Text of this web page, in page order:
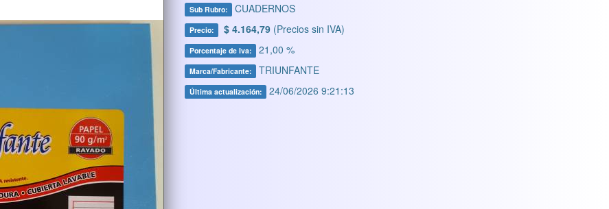
Sub Rubro: CUADERNOS
Precio: $ 4.164,79 (Precios sin IVA)
Porcentaje de Iva: 21,00 %
Marca/Fabricante: TRIUNFANTE
Última actualización: 24/06/2026 9:21:13